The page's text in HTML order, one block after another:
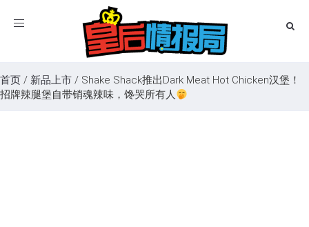
Toggle
首页 / 新品上市 / Shake Shack推出Dark Meat Hot Chicken汉堡！
招牌辣腿堡自带销魂辣味，馋哭所有人